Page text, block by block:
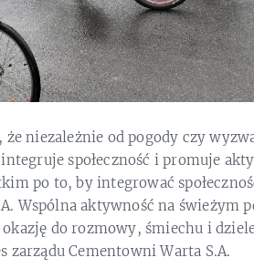
że niezależnie od pogody czy
społeczność i promuje
po to, by integrować
Wspólna aktywność na świeżym
do rozmowy, śmiechu i
zarządu Cementowni Warta S.A.